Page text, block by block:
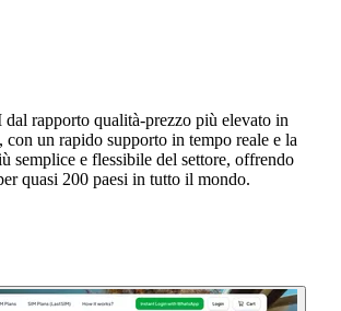
rapporto qualità-prezzo più elevato in
con un rapido supporto in tempo reale e la
semplice e flessibile del settore, offrendo
quasi 200 paesi in tutto il mondo.